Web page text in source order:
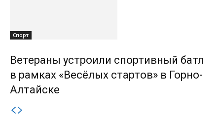
Спорт
Ветераны устроили спортивный батл
в рамках «Весёлых стартов» в Горно-
Алтайске